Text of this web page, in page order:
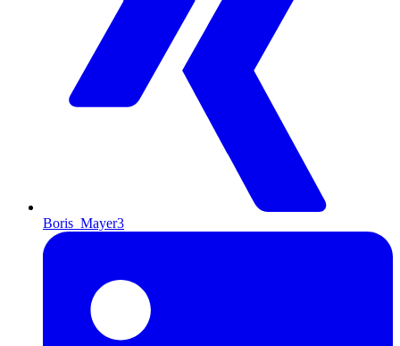
Boris_Mayer3